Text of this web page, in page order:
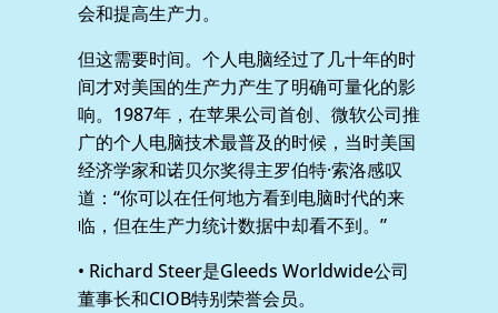
会和提高生产力。
但这需要时间。个人电脑经过了几十年的时
间才对美国的生产力产生了明确可量化的影
响。1987年，在苹果公司首创、微软公司推
广的个人电脑技术最普及的时候，当时美国
经济学家和诺贝尔奖得主罗伯特·索洛感叹
道：“你可以在任何地方看到电脑时代的来
临，但在生产力统计数据中却看不到。”
• Richard Steer是Gleeds Worldwide公司
董事长和CIOB特别荣誉会员。